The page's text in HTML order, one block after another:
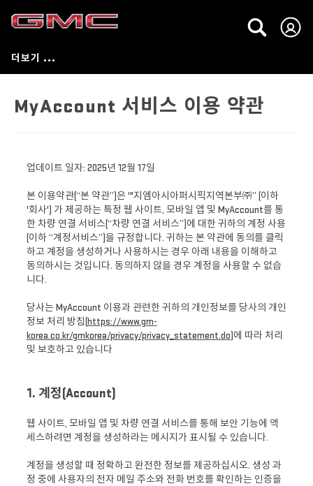
MyAccount 서비스 이용 약관
업데이트 일자: 2025년 12월 17일
본 이용약관(“본 약관”)은 '"지엠아시아퍼시픽지역본부㈜” (이하
'회사') 가 제공하는 특정 웹 사이트, 모바일 앱 및 MyAccount를 통
한 차량 연결 서비스(“차량 연결 서비스”)에 대한 귀하의 계정 사용
(이하 “계정서비스”)을 규정합니다. 귀하는 본 약관에 동의를 클릭
하고 계정을 생성하거나 사용하시는 경우 아래 내용을 이해하고
동의하시는 것입니다. 동의하지 않을 경우 계정을 사용할 수 없습
니다.
당사는 MyAccount 이용과 관련한 귀하의 개인정보를 당사의 개인
정보 처리 방침(https://www.gm-
korea.co.kr/gmkorea/privacy/privacy_statement.do)에 따라 처리
및 보호하고 있습니다
1. 계정(Account)
웹 사이트, 모바일 앱 및 차량 연결 서비스를 통해 보안 기능에 액
세스하려면 계정을 생성하라는 메시지가 표시될 수 있습니다.
계정을 생성할 때 정확하고 완전한 정보를 제공하십시오. 생성 과
정 중에 사용자의 전자 메일 주소와 전화 번호를 확인하는 인증을